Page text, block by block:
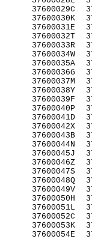
37600029C
37600030K
37600031E
37600032T
37600033R
37600034W
37600035A
37600036G
37600037M
37600038Y
37600039F
37600040P
37600041D
37600042X
37600043B
37600044N
37600045J
37600046Z
37600047S
37600048Q
37600049V
37600050H
37600051L
37600052C
37600053K
37600054E